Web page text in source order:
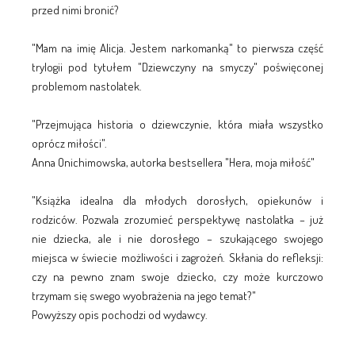
przed nimi bronić?
"Mam na imię Alicja. Jestem narkomanką" to pierwsza część
trylogii pod tytułem "Dziewczyny na smyczy" poświęconej
problemom nastolatek.
"Przejmująca historia o dziewczynie, która miała wszystko
oprócz miłości".
Anna Onichimowska, autorka bestsellera "Hera, moja miłość"
"Książka idealna dla młodych dorosłych, opiekunów i
rodziców. Pozwala zrozumieć perspektywę nastolatka – już
nie dziecka, ale i nie dorosłego – szukającego swojego
miejsca w świecie możliwości i zagrożeń. Skłania do refleksji:
czy na pewno znam swoje dziecko, czy może kurczowo
trzymam się swego wyobrażenia na jego temat?"
Powyższy opis pochodzi od wydawcy.